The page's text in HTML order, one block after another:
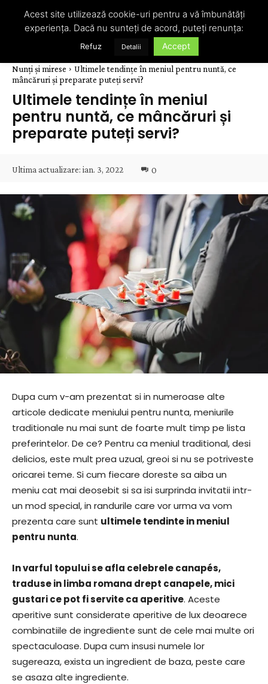
Nunți și mirese
Ultimele tendințe în meniul pentru nuntă, ce
mâncăruri și preparate puteți servi?
Ultimele tendințe în meniul
pentru nuntă, ce mâncăruri și
preparate puteți servi?
Ultima actualizare: ian. 3, 2022 0
Dupa cum v-am prezentat si in numeroase alte
articole dedicate meniului pentru nunta, meniurile
traditionale nu mai sunt de foarte mult timp pe lista
preferintelor. De ce? Pentru ca meniul traditional, desi
delicios, este mult prea uzual, greoi si nu se potriveste
oricarei teme. Si cum fiecare doreste sa aiba un
meniu cat mai deosebit si sa isi surprinda invitatii intr-
un mod special, in randurile care vor urma va vom
prezenta care sunt ultimele tendinte in meniul
pentru nunta.
In varful topului se afla celebrele canapés,
traduse in limba romana drept canapele, mici
gustari ce pot fi servite ca aperitive. Aceste
aperitive sunt considerate aperitive de lux deoarece
combinatiile de ingrediente sunt de cele mai multe ori
spectaculoase. Dupa cum insusi numele lor
sugereaza, exista un ingredient de baza, peste care
se asaza alte ingrediente.
Acest site utilizează cookie-uri pentru a vă îmbunătăți
experiența. Dacă nu sunteți de acord, puteți renunța:
Refuz Detalii Accept